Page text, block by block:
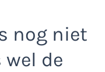
nog niet
de